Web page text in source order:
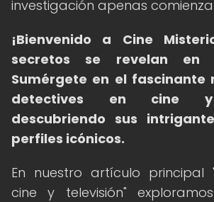
investigación apenas
¡Bienvenido a Cine
secretos se revelan en
Sumérgete en el fascinante
detectives en cine y
descubriendo sus
perfiles icónicos.
En nuestro artículo principal
cine y televisión"